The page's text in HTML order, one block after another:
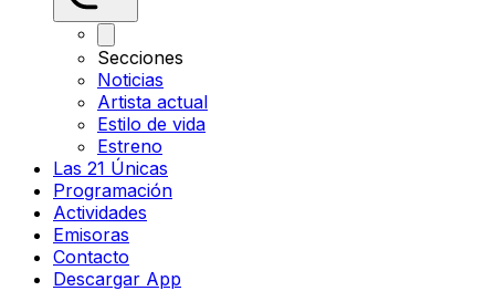
Secciones
Noticias
Artista actual
Estilo de vida
Estreno
Las 21 Únicas
Programación
Actividades
Emisoras
Contacto
Descargar App